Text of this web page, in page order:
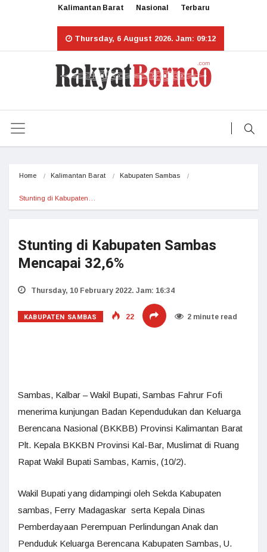
Kalimantan Barat Nasional Terbaru
Thursday, 6 August 2026. Jam: 09:12
Home Kalimantan Barat Kabupaten Sambas
Stunting di Kabupaten…
Stunting di Kabupaten Sambas
Mencapai 32,6%
Thursday, 10 February 2022. Jam: 16:34
KABUPATEN SAMBAS 22 2 minute read
Sambas, Kalbar – Wakil Bupati, Sambas Fahrur Fofi
menerima kunjungan Badan Kependudukan dan Keluarga
Berencana Nasional (BKKBB) Provinsi Kalimantan Barat
Plt. Kepala BKKBN Provinsi Kal-Bar, Muslimat di Ruang
Rapat Wakil Bupati Sambas, Kamis, (10/2).
Wakil Bupati yang didampingi oleh Sekda Kabupaten
sambas, Ferry Madagaskar serta Kepala Dinas
Pemberdayaan Perempuan Perlindungan Anak dan
Penduduk Keluarga Berencana Kabupaten Sambas, U.